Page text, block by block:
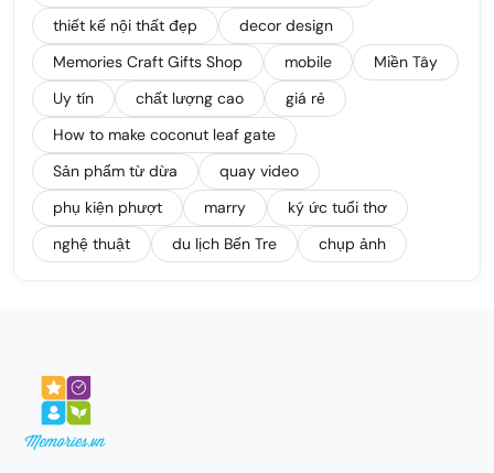
thiết kế nội thất đẹp
decor design
Memories Craft Gifts Shop
mobile
Miền Tây
Uy tín
chất lượng cao
giá rẻ
How to make coconut leaf gate
Sản phẩm từ dừa
quay video
phụ kiện phượt
marry
ký ức tuổi thơ
nghệ thuật
du lịch Bến Tre chụp ảnh